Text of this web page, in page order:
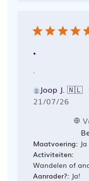
.
Joop J. 🇳🇱
21/07/26
Maatvoering: Ja
Activiteiten:
Wandelen of
Aanrader?: Ja!